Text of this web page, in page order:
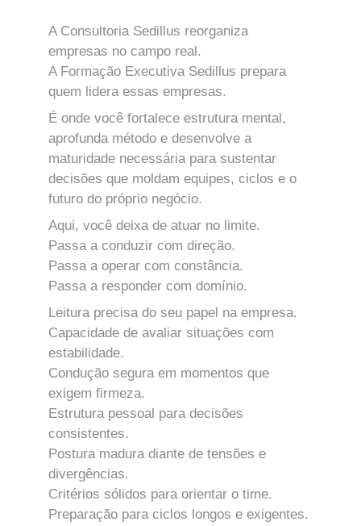
A Consultoria Sedillus reorganiza
empresas no campo real.
A Formação Executiva Sedillus prepara
quem lidera essas empresas.
É onde você fortalece estrutura mental,
aprofunda método e desenvolve a
maturidade necessária para sustentar
decisões que moldam equipes, ciclos e o
futuro do próprio negócio.
Aqui, você deixa de atuar no limite.
Passa a conduzir com direção.
Passa a operar com constância.
Passa a responder com domínio.
Leitura precisa do seu papel na empresa.
Capacidade de avaliar situações com
estabilidade.
Condução segura em momentos que
exigem firmeza.
Estrutura pessoal para decisões
consistentes.
Postura madura diante de tensões e
divergências.
Critérios sólidos para orientar o time.
Preparação para ciclos longos e exigentes.